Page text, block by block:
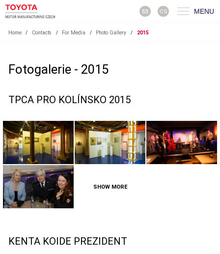
CS MENU
Home / Contacts / For Media / Photo Gallery / 2015
Fotogalerie - 2015
TPCA PRO KOLÍNSKO 2015
SHOW MORE
KENTA KOIDE PREZIDENT